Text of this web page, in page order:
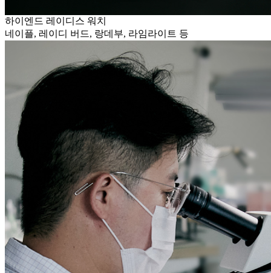
하이엔드 레이디스 워치
네이플, 레이디 버드, 랑데부, 라임라이트 등